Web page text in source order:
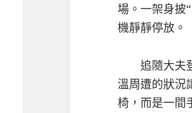
場。一架身披
機靜靜停放。
追隨大夫
溫周遭的狀況
椅，而是一間